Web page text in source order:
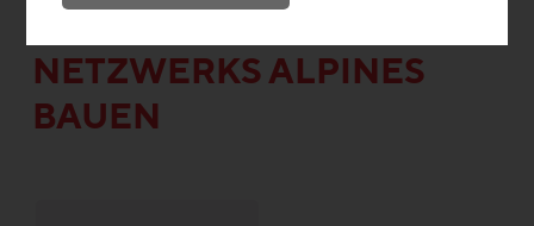
NETZWERKS ALPINES
BAUEN